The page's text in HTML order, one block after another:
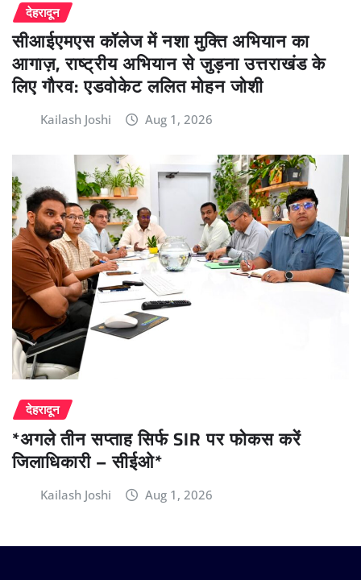
देहरादून
सीआईएमएस कॉलेज में नशा मुक्ति अभियान का
आगाज़, राष्ट्रीय अभियान से जुड़ना उत्तराखंड के
लिए गौरव: एडवोकेट ललित मोहन जोशी
Kailash Joshi Aug 1, 2026
देहरादून
*अगले तीन सप्ताह सिर्फ SIR पर फोकस करें
जिलाधिकारी – सीईओ*
Kailash Joshi Aug 1, 2026